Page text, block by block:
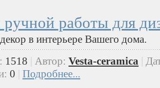
работы для
в интерьере Вашего дома.
1518 Автор: Vesta-ceramica
0 Подробнее...